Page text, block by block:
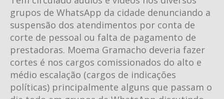
grupos de WhatsApp da cidade denunciando a
suspensão dos atendimentos por conta de
corte de pessoal ou falta de pagamento de
prestadoras. Moema Gramacho deveria fazer
cortes é nos cargos comissionados do alto e
médio escalação (cargos de indicações
políticas) principalmente alguns que passam o